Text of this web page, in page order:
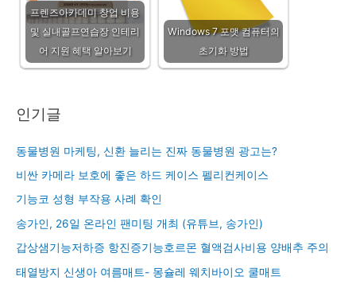
프렌즈아카데미 창업 비용
및 실내골프연습장 인테리
어 지원 혜택 알아보기
Windows 7 포맷 컴퓨터의
초기화 방법
인기글
동물병원 마케팅, 신환 늘리는 진짜 동물병원 광고는?
비싼 카메라 보호에 좋은 하드 케이스 펠리컨케이스
기능코 성형 부작용 사례 확인
송가인, 26일 온라인 팬미팅 개최 (유튜브, 송가인)
갑상샘기능저하증 항진증기능호르몬 혈액검사비용 양배추 주의
태열방지 신생아 여름매트- 몽슐레 웨치바이오 쿨매트